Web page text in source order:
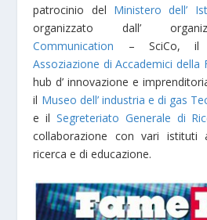
patrocinio del Ministero dell’
organizzato dall’
Communication – SciCo, il
Assoziazione di Accademici della
hub d’ innovazione e
il Museo dell’ industria e di gas
e il Segreteriato Generale di
collaborazione con vari istituti
ricerca e di educazione.